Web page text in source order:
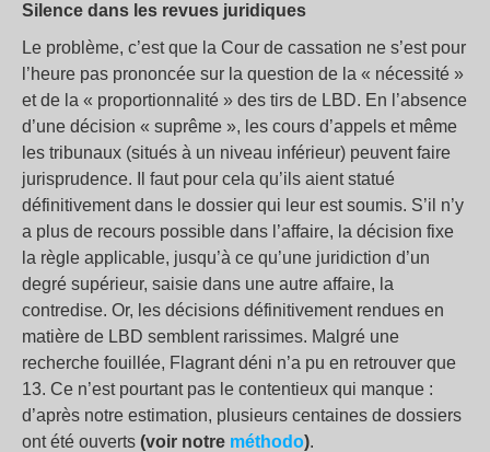
Silence dans les revues juridiques
Le problème, c’est que la Cour de cassation ne s’est pour
l’heure pas prononcée sur la question de la « nécessité »
et de la « proportionnalité » des tirs de LBD. En l’absence
d’une décision « suprême », les cours d’appels et même
les tribunaux (situés à un niveau inférieur) peuvent faire
jurisprudence. Il faut pour cela qu’ils aient statué
définitivement dans le dossier qui leur est soumis. S’il n’y
a plus de recours possible dans l’affaire, la décision fixe
la règle applicable, jusqu’à ce qu’une juridiction d’un
degré supérieur, saisie dans une autre affaire, la
contredise. Or, les décisions définitivement rendues en
matière de LBD semblent rarissimes. Malgré une
recherche fouillée, Flagrant déni n’a pu en retrouver que
13. Ce n’est pourtant pas le contentieux qui manque :
d’après notre estimation, plusieurs centaines de dossiers
ont été ouverts (voir notre méthodo).